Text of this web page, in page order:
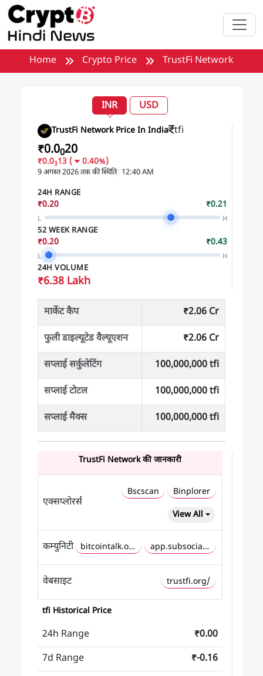
मुख्य सामग्री पर जाएँ
Home Crypto Price TrustFi Network
INR USD
TrustFi Network Price In India tfi
₹0.0020
₹0.0313 ( 0.40%)
9 अगस्त 2026तक की स्थिति 12:40 AM
24H RANGE
₹0.20 ₹0.21
L H
52 WEEK RANGE
₹0.20 ₹0.43
L H
24H VOLUME
₹6.38 Lakh
मार्केट कैप ₹2.06 Cr
फुली डाइल्यूटेड वैल्यूएशन ₹2.06 Cr
सप्लाई सर्कुलेटिंग 100,000,000 tfi
सप्लाई टोटल 100,000,000 tfi
सप्लाई मैक्स 100,000,000 tfi
TrustFi Network की जानकारी
एक्सप्लोरर्स
Bscscan Binplorer
View All
कम्युनिटी bitcointalk.orgindex app.subsocial.networ
वेबसाइट trustfi.org/
tfi Historical Price
24h Range
₹0.00
7d Range
₹-0.16